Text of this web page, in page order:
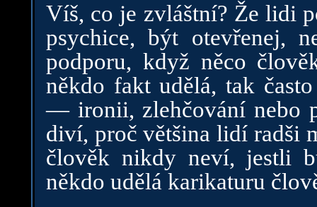
Víš, co je zvláštní? Že lidi
psychice, být otevřenej,
podporu, když něco
někdo fakt udělá, tak
— ironii, zlehčování nebo
diví, proč většina lidí radši
člověk nikdy neví, jestli
někdo udělá karikaturu